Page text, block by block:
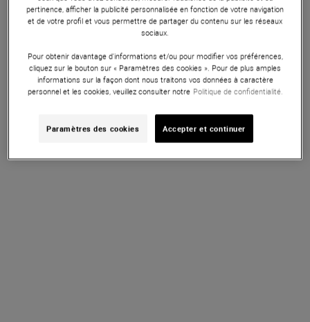
pertinence, afficher la publicité personnalisée en fonction de votre navigation
et de votre profil et vous permettre de partager du contenu sur les réseaux
sociaux.
Pour obtenir davantage d'informations et/ou pour modifier vos préférences,
cliquez sur le bouton sur « Paramètres des cookies ». Pour de plus amples
informations sur la façon dont nous traitons vos données à caractère
personnel et les cookies, veuillez consulter notre Politique de confidentialité.
Paramètres des cookies Accepter et continuer